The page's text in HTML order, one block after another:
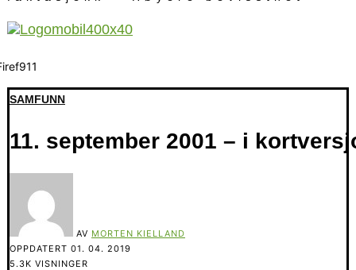
SAMFUNN
11. september 2001 – i
AV MORTEN KIELLAND
OPPDATERT 01. 04. 2019
5.3K VISNINGER